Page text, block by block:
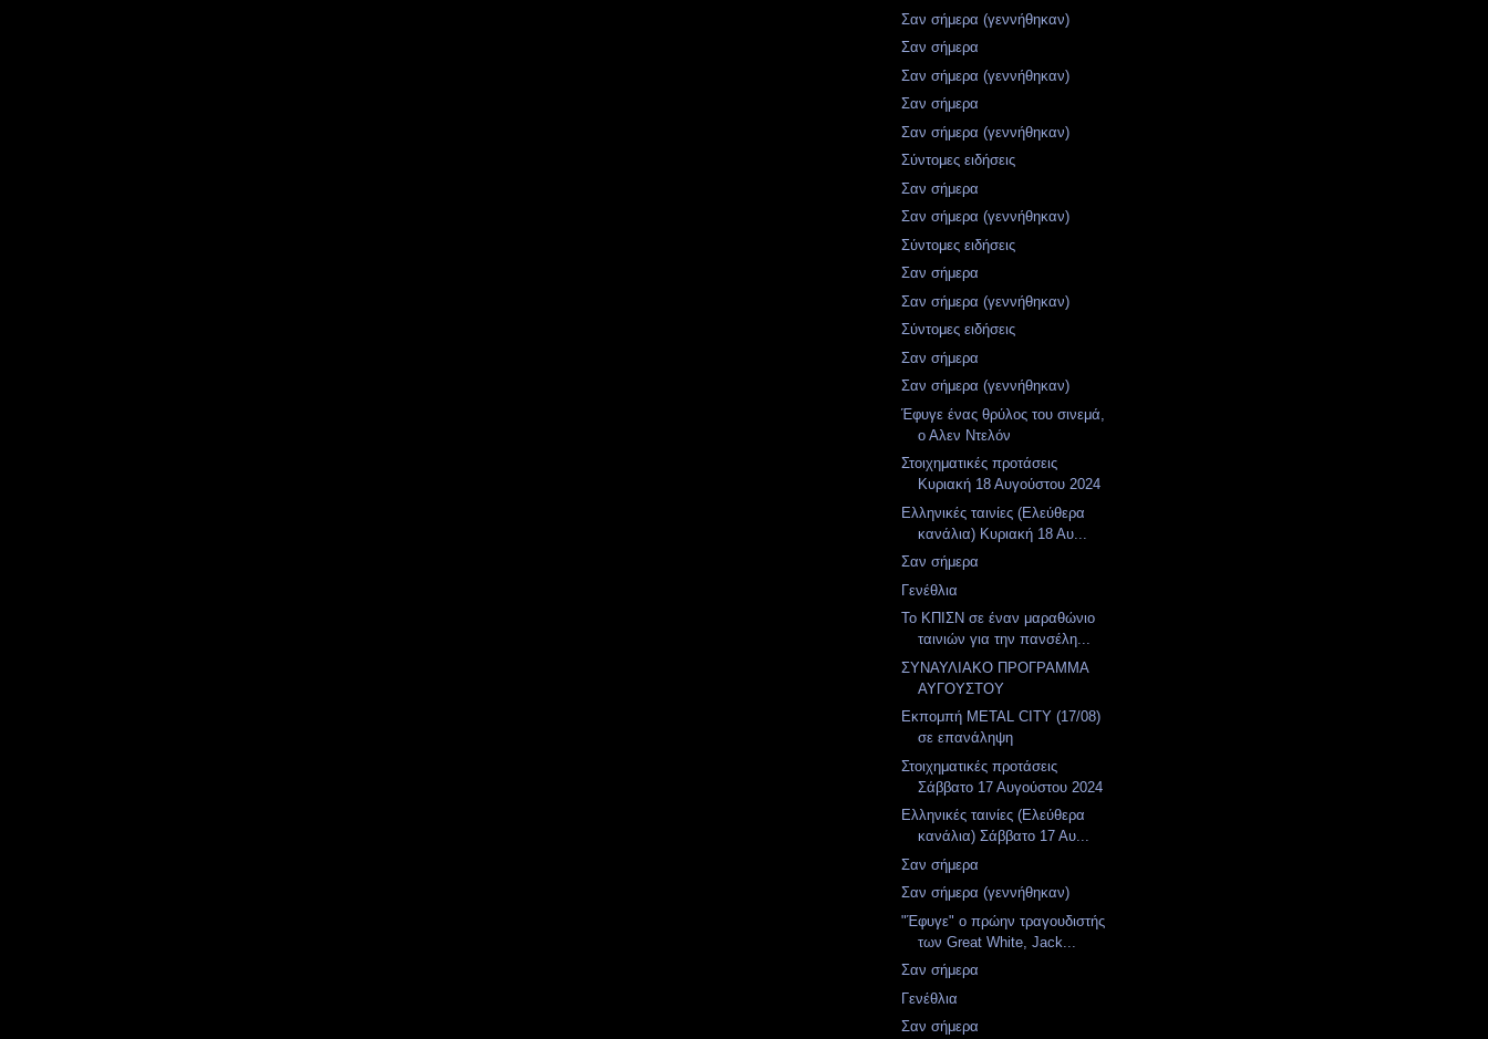
Σαν σήμερα (γεννήθηκαν)
Σαν σήμερα
Σαν σήμερα (γεννήθηκαν)
Σαν σήμερα
Σαν σήμερα (γεννήθηκαν)
Σύντομες ειδήσεις
Σαν σήμερα
Σαν σήμερα (γεννήθηκαν)
Σύντομες ειδήσεις
Σαν σήμερα
Σαν σήμερα (γεννήθηκαν)
Σύντομες ειδήσεις
Σαν σήμερα
Σαν σήμερα (γεννήθηκαν)
Έφυγε ένας θρύλος του σινεμά,
ο Αλεν Ντελόν
Στοιχηματικές προτάσεις
Κυριακή 18 Αυγούστου 2024
Ελληνικές ταινίες (Ελεύθερα
κανάλια) Κυριακή 18 Αυ...
Σαν σήμερα
Γενέθλια
Το ΚΠΙΣΝ σε έναν μαραθώνιο
ταινιών για την πανσέλη...
ΣΥΝΑΥΛΙΑΚΟ ΠΡΟΓΡΑΜΜΑ
ΑΥΓΟΥΣΤΟΥ
Εκπομπή METAL CITY (17/08)
σε επανάληψη
Στοιχηματικές προτάσεις
Σάββατο 17 Αυγούστου 2024
Ελληνικές ταινίες (Ελεύθερα
κανάλια) Σάββατο 17 Αυ...
Σαν σήμερα
Σαν σήμερα (γεννήθηκαν)
"Έφυγε" ο πρώην τραγουδιστής
των Great White, Jack...
Σαν σήμερα
Γενέθλια
Σαν σήμερα